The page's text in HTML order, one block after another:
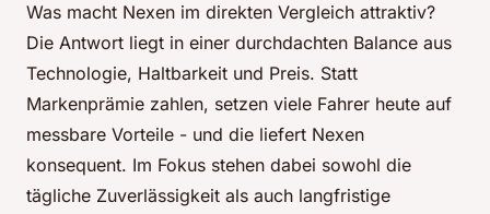
Was macht Nexen im direkten Vergleich attraktiv?
Die Antwort liegt in einer durchdachten Balance aus
Technologie, Haltbarkeit und Preis. Statt
Markenprämie zahlen, setzen viele Fahrer heute auf
messbare Vorteile - und die liefert Nexen
konsequent. Im Fokus stehen dabei sowohl die
tägliche Zuverlässigkeit als auch langfristige